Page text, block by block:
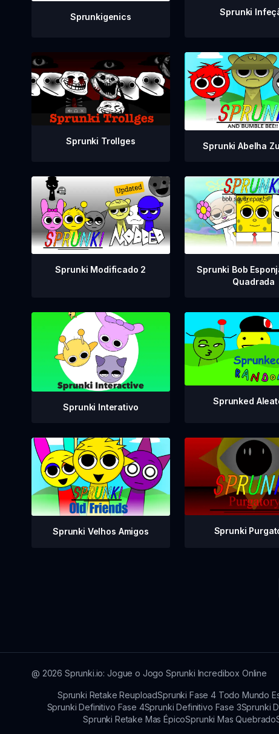
Sprunkigenics
Sprunki
Sprunki Trollges Sprunki Abelha
Sprunki Modificado 2
Sprunki Bob
Quadrada
Sprunki Interativo
Sprunked
Sprunki Velhos Amigos Sprunki
@ 2026 Sprunki.io: Jogue o Jogo Sprunki Incredibox Online
Sprunki Retake ReuploadSprunki Fase 4 Todo Mundo
Sprunki Definitivo Fase 4Sprunki Definitivo Fase 3Sprunki
Sprunki Retake Mas ÉpicoSprunki Mas Quebrado